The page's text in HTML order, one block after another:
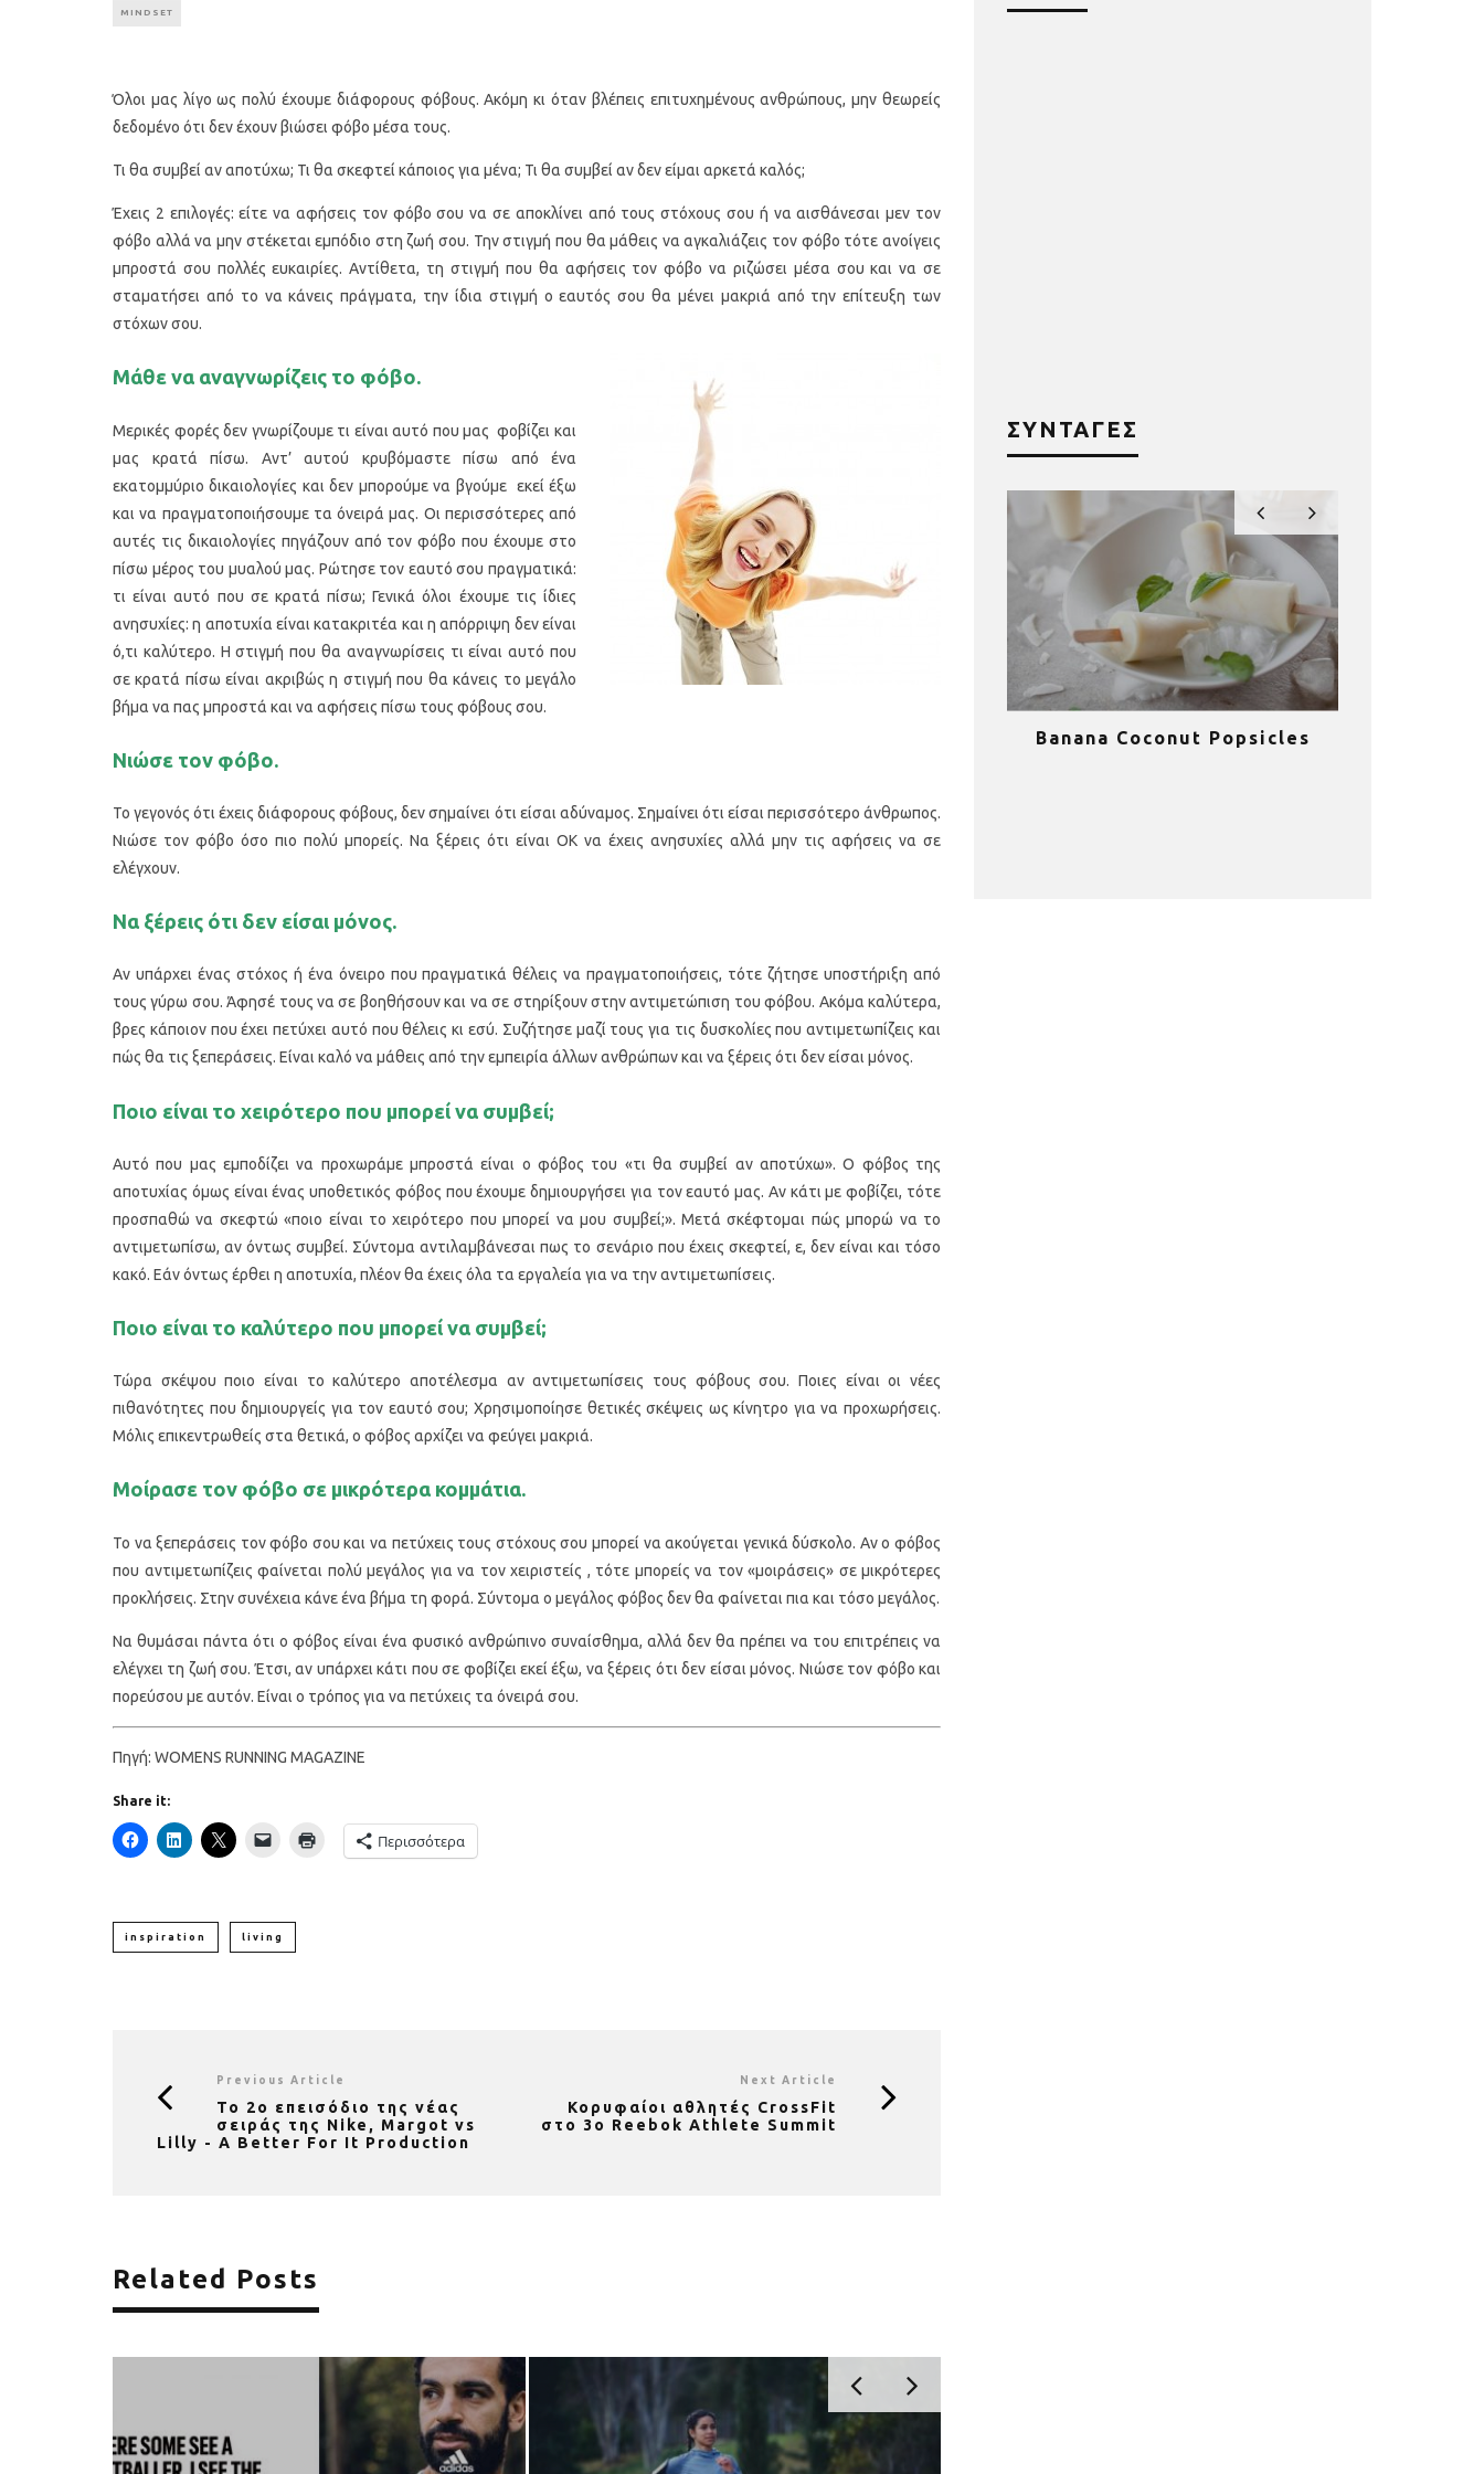
MINDSET
Όλοι μας λίγο ως πολύ έχουμε διάφορους φόβους. Ακόμη κι όταν βλέπεις επιτυχημένους ανθρώπους, μην θεωρείς
δεδομένο ότι δεν έχουν βιώσει φόβο μέσα τους.
Τι θα συμβεί αν αποτύχω; Τι θα σκεφτεί κάποιος για μένα; Τι θα συμβεί αν δεν είμαι αρκετά καλός;
Έχεις 2 επιλογές: είτε να αφήσεις τον φόβο σου να σε αποκλίνει από τους στόχους σου ή να αισθάνεσαι μεν τον
φόβο αλλά να μην στέκεται εμπόδιο στη ζωή σου. Την στιγμή που θα μάθεις να αγκαλιάζεις τον φόβο τότε ανοίγεις
μπροστά σου πολλές ευκαιρίες. Αντίθετα, τη στιγμή που θα αφήσεις τον φόβο να ριζώσει μέσα σου και να σε
σταματήσει από το να κάνεις πράγματα, την ίδια στιγμή ο εαυτός σου θα μένει μακριά από την επίτευξη των
στόχων σου.
Μάθε να αναγνωρίζεις το φόβο.
Μερικές φορές δεν γνωρίζουμε τι είναι αυτό που μας φοβίζει και
μας κρατά πίσω. Αντ’ αυτού κρυβόμαστε πίσω από ένα
εκατομμύριο δικαιολογίες και δεν μπορούμε να βγούμε εκεί έξω
και να πραγματοποιήσουμε τα όνειρά μας. Οι περισσότερες από
αυτές τις δικαιολογίες πηγάζουν από τον φόβο που έχουμε στο
πίσω μέρος του μυαλού μας. Ρώτησε τον εαυτό σου πραγματικά:
τι είναι αυτό που σε κρατά πίσω; Γενικά όλοι έχουμε τις ίδιες
ανησυχίες: η αποτυχία είναι κατακριτέα και η απόρριψη δεν είναι
ό,τι καλύτερο. Η στιγμή που θα αναγνωρίσεις τι είναι αυτό που
σε κρατά πίσω είναι ακριβώς η στιγμή που θα κάνεις το μεγάλο
βήμα να πας μπροστά και να αφήσεις πίσω τους φόβους σου.
Νιώσε τον φόβο.
Το γεγονός ότι έχεις διάφορους φόβους, δεν σημαίνει ότι είσαι αδύναμος. Σημαίνει ότι είσαι περισσότερο άνθρωπος.
Νιώσε τον φόβο όσο πιο πολύ μπορείς. Να ξέρεις ότι είναι ΟΚ να έχεις ανησυχίες αλλά μην τις αφήσεις να σε
ελέγχουν.
Να ξέρεις ότι δεν είσαι μόνος.
Αν υπάρχει ένας στόχος ή ένα όνειρο που πραγματικά θέλεις να πραγματοποιήσεις, τότε ζήτησε υποστήριξη από
τους γύρω σου. Άφησέ τους να σε βοηθήσουν και να σε στηρίξουν στην αντιμετώπιση του φόβου. Ακόμα καλύτερα,
βρες κάποιον που έχει πετύχει αυτό που θέλεις κι εσύ. Συζήτησε μαζί τους για τις δυσκολίες που αντιμετωπίζεις και
πώς θα τις ξεπεράσεις. Είναι καλό να μάθεις από την εμπειρία άλλων ανθρώπων και να ξέρεις ότι δεν είσαι μόνος.
Ποιο είναι το χειρότερο που μπορεί να συμβεί;
Αυτό που μας εμποδίζει να προχωράμε μπροστά είναι ο φόβος του «τι θα συμβεί αν αποτύχω». Ο φόβος της
αποτυχίας όμως είναι ένας υποθετικός φόβος που έχουμε δημιουργήσει για τον εαυτό μας. Αν κάτι με φοβίζει, τότε
προσπαθώ να σκεφτώ «ποιο είναι το χειρότερο που μπορεί να μου συμβεί;». Μετά σκέφτομαι πώς μπορώ να το
αντιμετωπίσω, αν όντως συμβεί. Σύντομα αντιλαμβάνεσαι πως το σενάριο που έχεις σκεφτεί, ε, δεν είναι και τόσο
κακό. Εάν όντως έρθει η αποτυχία, πλέον θα έχεις όλα τα εργαλεία για να την αντιμετωπίσεις.
Ποιο είναι το καλύτερο που μπορεί να συμβεί;
Τώρα σκέψου ποιο είναι το καλύτερο αποτέλεσμα αν αντιμετωπίσεις τους φόβους σου. Ποιες είναι οι νέες
πιθανότητες που δημιουργείς για τον εαυτό σου; Χρησιμοποίησε θετικές σκέψεις ως κίνητρο για να προχωρήσεις.
Μόλις επικεντρωθείς στα θετικά, ο φόβος αρχίζει να φεύγει μακριά.
Μοίρασε τον φόβο σε μικρότερα κομμάτια.
Το να ξεπεράσεις τον φόβο σου και να πετύχεις τους στόχους σου μπορεί να ακούγεται γενικά δύσκολο. Αν ο φόβος
που αντιμετωπίζεις φαίνεται πολύ μεγάλος για να τον χειριστείς , τότε μπορείς να τον «μοιράσεις» σε μικρότερες
προκλήσεις. Στην συνέχεια κάνε ένα βήμα τη φορά. Σύντομα ο μεγάλος φόβος δεν θα φαίνεται πια και τόσο μεγάλος.
Να θυμάσαι πάντα ότι ο φόβος είναι ένα φυσικό ανθρώπινο συναίσθημα, αλλά δεν θα πρέπει να του επιτρέπεις να
ελέγχει τη ζωή σου. Έτσι, αν υπάρχει κάτι που σε φοβίζει εκεί έξω, να ξέρεις ότι δεν είσαι μόνος. Νιώσε τον φόβο και
πορεύσου με αυτόν. Είναι ο τρόπος για να πετύχεις τα όνειρά σου.
Πηγή: WOMENS RUNNING MAGAZINE
Share it:
Περισσότερα
inspiration living
Previous Article
Το 2ο επεισόδιο της νέας
σειράς της Nike, Margot vs
Lilly - A Better For It Production
Next Article
Κορυφαίοι αθλητές CrossFit
στο 3ο Reebok Athlete Summit
Related Posts
ΣΥΝΤΑΓΕΣ
παπαρουνόσπορο και μύρτιλα
Banana Coconut Popsicles